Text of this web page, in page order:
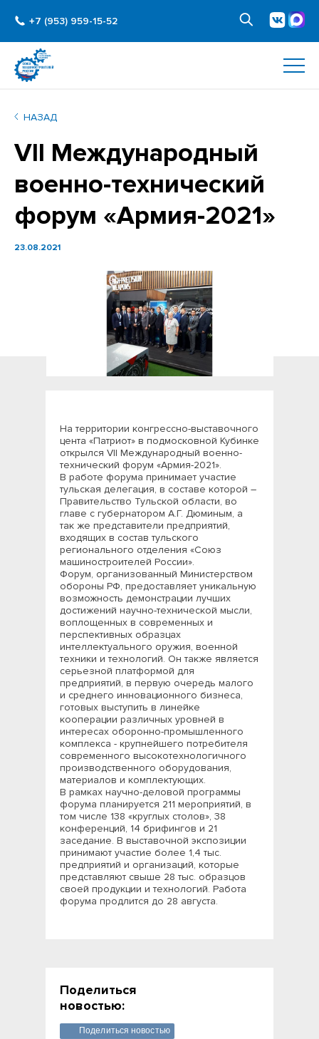
+7 (953) 959-15-52
НАЗАД
VII Международный
военно-технический
форум «Армия-2021»
23.08.2021
На территории конгрессно-выставочного
цента «Патриот» в подмосковной Кубинке
открылся VII Международный военно-
технический форум «Армия-2021».
В работе форума принимает участие
тульская делегация, в составе которой –
Правительство Тульской области, во
главе с губернатором А.Г. Дюминым, а
так же представители предприятий,
входящих в состав тульского
регионального отделения «Союз
машиностроителей России».
Форум, организованный Министерством
обороны РФ, предоставляет уникальную
возможность демонстрации лучших
достижений научно-технической мысли,
воплощенных в современных и
перспективных образцах
интеллектуального оружия, военной
техники и технологий. Он также является
серьезной платформой для
предприятий, в первую очередь малого
и среднего инновационного бизнеса,
готовых выступить в линейке
кооперации различных уровней в
интересах оборонно-промышленного
комплекса - крупнейшего потребителя
современного высокотехнологичного
производственного оборудования,
материалов и комплектующих.
В рамках научно-деловой программы
форума планируется 211 мероприятий, в
том числе 138 «круглых столов», 38
конференций, 14 брифингов и 21
заседание. В выставочной экспозиции
принимают участие более 1,4 тыс.
предприятий и организаций, которые
представляют свыше 28 тыс. образцов
своей продукции и технологий. Работа
форума продлится до 28 августа.
Поделиться
новостью:
Поделиться новостью